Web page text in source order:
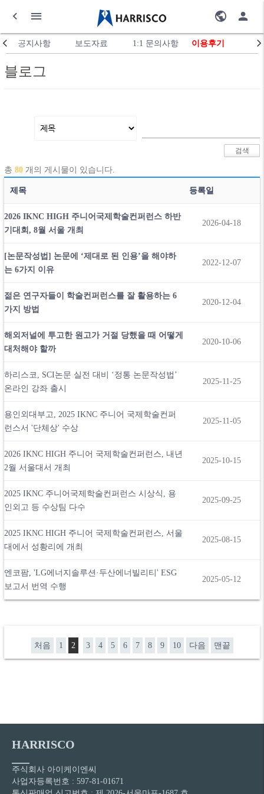
공지사항 보도자료 1:1 문의사항 이용후기
블로그
총 80개의 게시물이 있습니다.
제목 등록일
2026 IKNC HIGH 주니어국제학술컨퍼런스 하반
기대회, 8월 서울 개최
2026-04-18
[논문작성법] 논문에 ‘제대로 된 인용’을 해야하
는 6가지 이유
2022-12-07
젊은 연구자들이 학술컨퍼런스를 잘 활용하는 6
가지 방법
2020-12-04
해외저널에 투고한 원고가 거절 당했을 때 어떻게
대처해야 할까
2020-10-06
하리스코, SCI논문 실전 대비 ‘정통 논문작성법’
온라인 강좌 출시
2025-11-25
용인외대부고, 2025 IKNC 주니어 국제학술컨퍼
런스서 '단체상' 수상
2025-11-05
2026 IKNC HIGH 주니어 국제학술컨퍼런스, 내년
2월 서울대서 개최
2025-10-15
2025 IKNC 주니어국제학술컨퍼런스 시상식, 용
인외고 등 수상팀 다수
2025-09-25
2025 IKNC HIGH 주니어 국제학술컨퍼런스, 서울
대에서 성황리에 개최
2025-08-15
엔코팜, 'LG에너지솔루션·두산에너빌리티' ESG
보고서 번역 수행
2025-05-12
처음 1 2 3 4 5 6 7 8 9 10 다음 맨끝
HARRISCO
주식회사 아이케이엔씨
사업자등록번호 : 597-81-01671